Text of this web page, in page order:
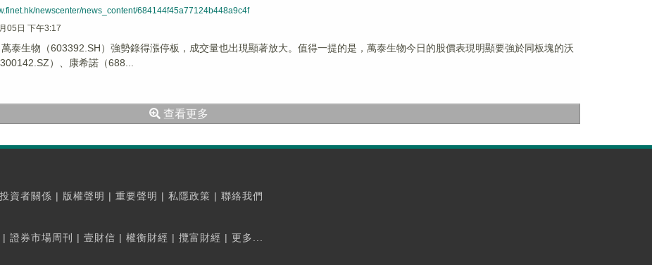
newscenter/news_content/684144f45a77124b448a9c4f
05日 下午3:17
泰生物（603392.SH）強勢錄得漲停板，成交量也出現顯著放大。值得一提的是，萬泰生物今日的股價表現明顯要強於同板塊的沃
）、康希諾（688...
查看更多
投資者關係 | 版權聲明 | 重要聲明 | 私隱政策 | 聯絡我們
| 證券市場周刊 | 壹財信 | 權衡財經 | 攬富財經 | 更多...